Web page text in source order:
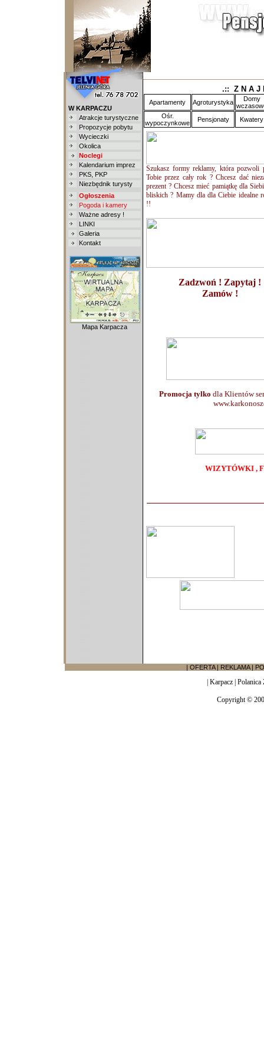
W KARPACZU
Atrakcje turystyczne
Propozycje pobytu
Wycieczki
Okolica
Noclegi
Kalendarium imprez
PKS PKP
Niezbędnik turysty
Ogłoszenia
Pogoda i kamery
Ważne adresy !
LINKI
Galeria
Kontakt
Mapa Karpacza
.:: Z N A J
Apartamenty Agroturystyka
Domy
Ośr.
wypoczynkowe
Pensjonaty Kwatery
Szukasz formy reklamy, która pozwoli
Tobie przez cały rok ? Chcesz dać
prezent ? Chcesz mieć pamiątkę dla
bliskich ? Mamy dla dla Ciebie idealne
!!
Zadzwoń ! Zapytaj !
Zamów !
Promocja tylko dla Klientów
WIZYTÓWKI ,
| OFERTA| REKLAMA|
Karpacz| Polanica
Copyright ©